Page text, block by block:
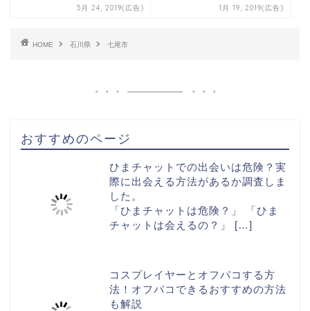
5月 24, 2019(広告) 1月 19, 2019(広告)
HOME 石川県 七尾市
おすすめのページ
ひまチャットでの出会いは危険？実
際に出会える方法があるか調査しま
した。
「ひまチャットは危険？」 「ひま
チャットは会えるの？」 […]
コスプレイヤーとオフパコする方
法！オフパコできるおすすめの方法
も解説